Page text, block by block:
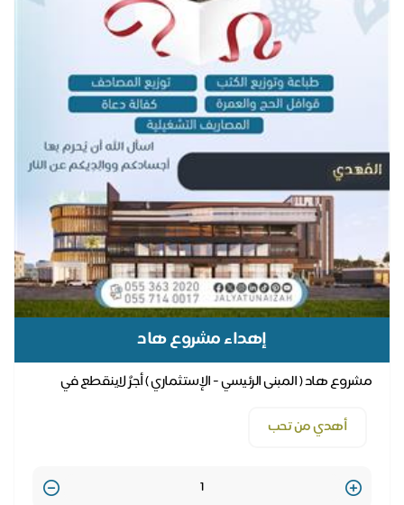
إهداء مشروع هاد
مشروع هاد ( المبنى الرئيسي - الإستثماري ) أجرٌ لاينقطع في
أهدي من تحب
Quantity